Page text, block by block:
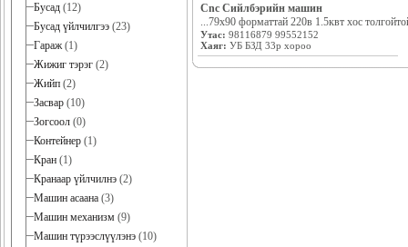
Бусад (12)
Бусад үйлчилгээ (23)
Гараж(1)
Жижиг тэрэг (2)
Жийп (2)
Засвар (10)
Зогсоол (0)
Контейнер (1)
Кран (1)
Кранаар үйлчилнэ (2)
Машин асаана (3)
Машин механизм (9)
Машин түрээслүүлэнэ (10)
Cnc Сийлбэрийн машин
...79х90 форматтай 220в 1.5квт хос
Утас: 98116879 99552152
Хаяг: УБ БЗД 33р хороо